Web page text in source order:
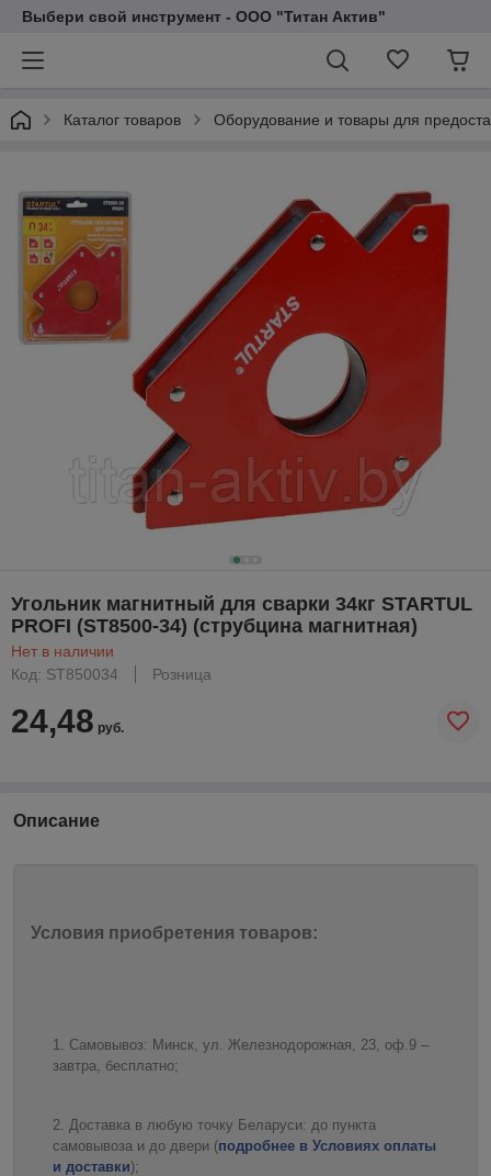
Выбери свой инструмент - ООО "Титан Актив"
Каталог товаров Оборудование и товары для
Угольник магнитный для сварки 34кг STARTUL
PROFI (ST8500-34) (струбцина магнитная)
Нет в наличии
Код: ST850034
Розница
24,48 руб.
Описание
Условия приобретения товаров:
Самовывоз: Минск, ул. Железнодорожная, 23, оф.9 –
завтра, бесплатно;
Доставка в любую точку Беларуси: до пункта
самовывоза и до двери (подробнее в Условиях оплаты
и доставки);